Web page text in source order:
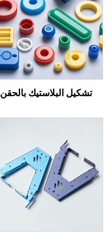
تشكيل البلاستيك بالحقن